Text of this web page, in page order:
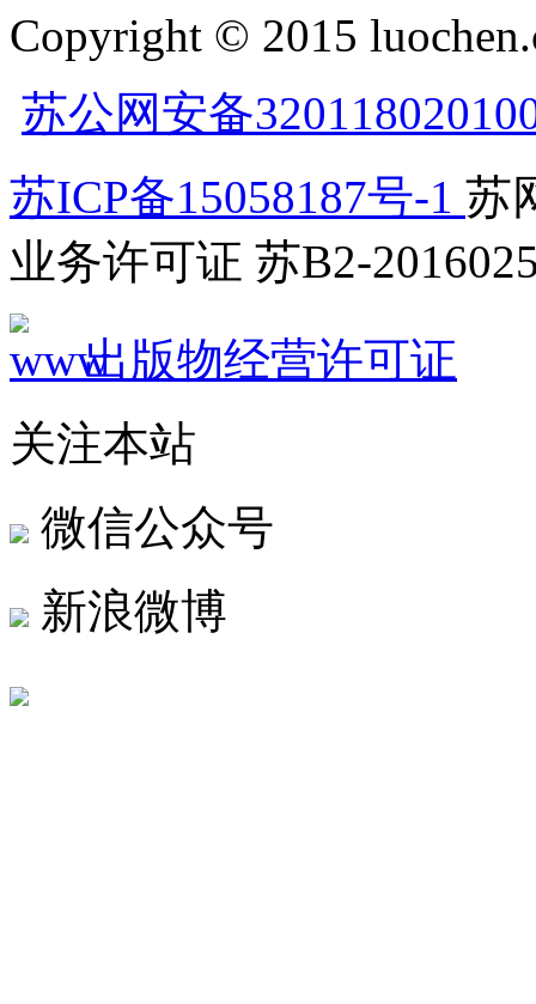
Copyright © 2015
苏公网安备
苏ICP备15058187号-1 苏
业务许可证 苏B2-
出版物经营许可证
关注本站
微信公众号
新浪微博